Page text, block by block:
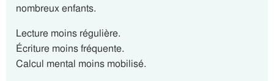
nombreux enfants.
Lecture moins régulière.
Écriture moins fréquente.
Calcul mental moins mobilisé.